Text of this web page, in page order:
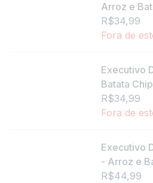
Arroz e
R$34,99
Fora de
Executivo
Batata
R$34,99
Fora de
Executivo
- Arroz e
R$44,99